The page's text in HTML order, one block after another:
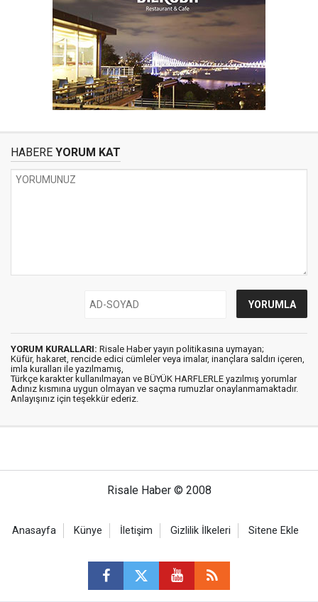
HABERE YORUM KAT
YORUM KURALLARI: Risale Haber yayın politikasına uymayan;
Küfür, hakaret, rencide edici cümleler veya imalar, inançlara saldırı içeren,
imla kuralları ile yazılmamış,
Türkçe karakter kullanılmayan ve BÜYÜK HARFLERLE yazılmış yorumlar
Adınız kısmına uygun olmayan ve saçma rumuzlar onaylanmamaktadır.
Anlayışınız için teşekkür ederiz.
Risale Haber © 2008
Anasayfa Künye İletişim Gizlilik İlkeleri Sitene Ekle